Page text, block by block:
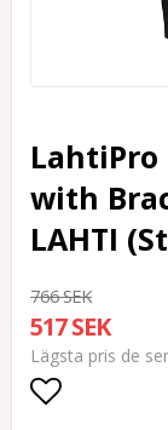
LahtiPro
with
LAHTI
766 SEK
517 SEK
Lägsta pris de